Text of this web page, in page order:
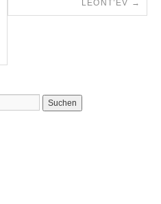
LEONT’EV →